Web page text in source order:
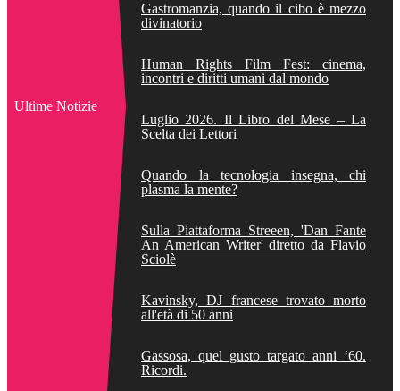
Ultime Notizie
Gastromanzia, quando il cibo è mezzo
divinatorio
Human Rights Film Fest: cinema,
incontri e diritti umani dal mondo
Luglio 2026. Il Libro del Mese – La
Scelta dei Lettori
Quando la tecnologia insegna, chi
plasma la mente?
Sulla Piattaforma Streeen, 'Dan Fante
An American Writer' diretto da Flavio
Sciolè
Kavinsky, DJ francese trovato morto
all'età di 50 anni
Gassosa, quel gusto targato anni ‘60.
Ricordi.